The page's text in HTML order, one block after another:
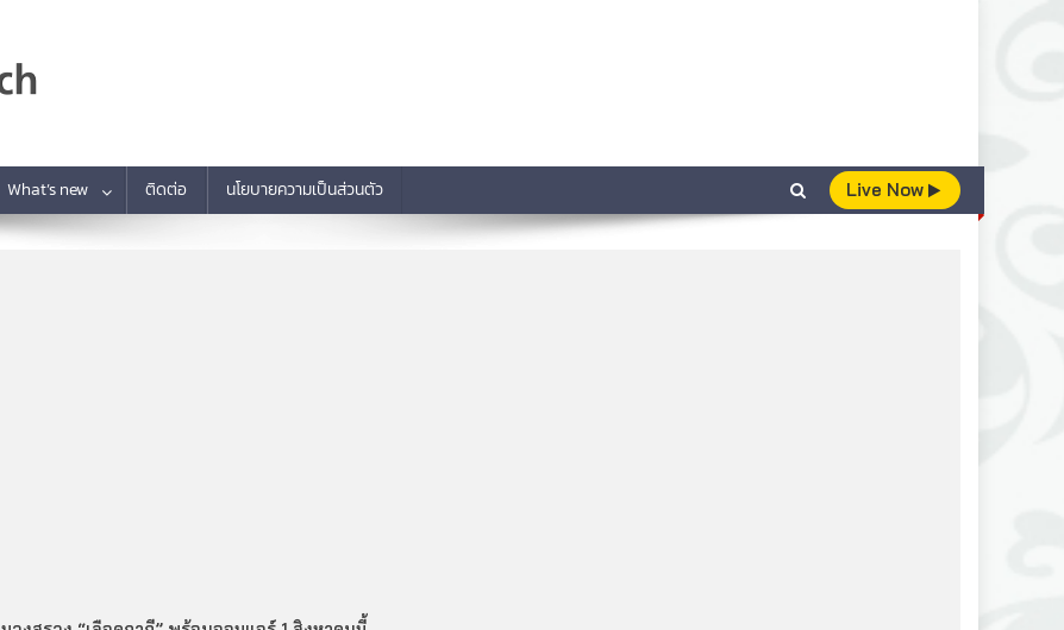
What’s new ติดต่อ นโยบายความเป็นส่วนตัว Live Now